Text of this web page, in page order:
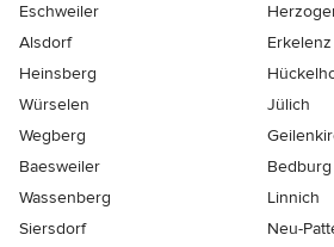
Eschweiler
Alsdorf
Erkelenz
Heinsberg
Würselen
Jülich
Wegberg
Baesweiler
Bedburg
Wassenberg
Linnich
Siersdorf
Neu-